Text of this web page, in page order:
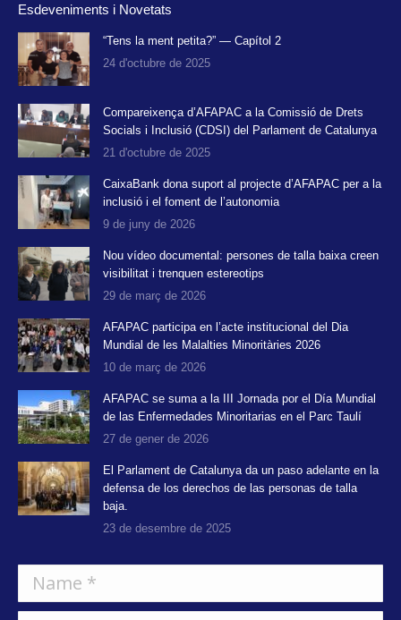
opens
in
new
window
opens
in
new
window
opens
in
new
window
Esdeveniments i Novetats
“Tens la ment petita?” — Capítol 2
24 d'octubre de 2025
Compareixença d’AFAPAC a la Comissió de Drets
Socials i Inclusió (CDSI) del Parlament de Catalunya
21 d'octubre de 2025
CaixaBank dona suport al projecte d’AFAPAC per a la
inclusió i el foment de l’autonomia
9 de juny de 2026
Nou vídeo documental: persones de talla baixa creen
visibilitat i trenquen estereotips
29 de març de 2026
AFAPAC participa en l’acte institucional del Dia
Mundial de les Malalties Minoritàries 2026
10 de març de 2026
AFAPAC se suma a la III Jornada por el Día Mundial
de las Enfermedades Minoritarias en el Parc Taulí
27 de gener de 2026
El Parlament de Catalunya da un paso adelante en la
defensa de los derechos de las personas de talla
baja.
23 de desembre de 2025